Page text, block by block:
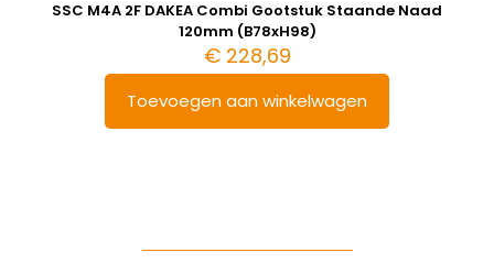
SSC M4A 2F DAKEA Combi Gootstuk Staande Naad
120mm (B78xH98)
€228,69
Toevoegen aan winkelwagen